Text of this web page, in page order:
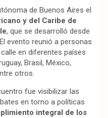
de Buenos Aires el
y del Caribe de
, que se desarrolló desde
evento reunió a personas
en diferentes países
Brasil, México,
otros.
fue visibilizar las
en torno a políticas
integral de los